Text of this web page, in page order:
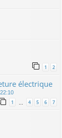
1 2
électrique
1 4 5 6 7